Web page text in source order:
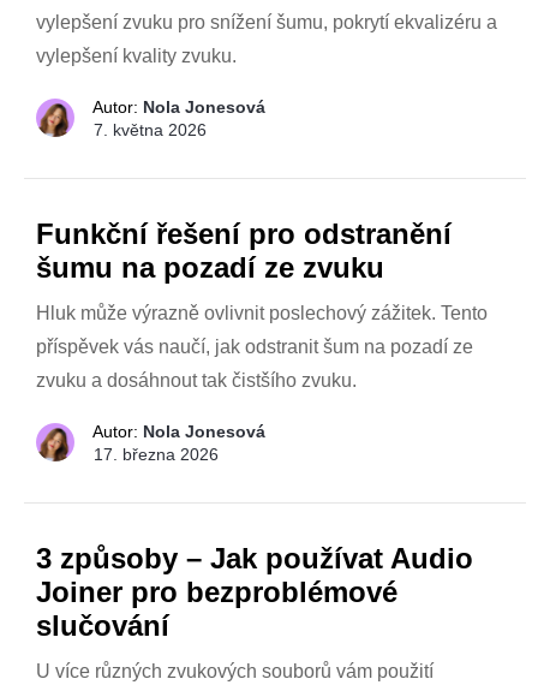
vylepšení zvuku pro snížení šumu, pokrytí ekvalizéru a
vylepšení kvality zvuku.
Autor: Nola Jonesová
7. května 2026
Funkční řešení pro odstranění
šumu na pozadí ze zvuku
Hluk může výrazně ovlivnit poslechový zážitek. Tento
příspěvek vás naučí, jak odstranit šum na pozadí ze
zvuku a dosáhnout tak čistšího zvuku.
Autor: Nola Jonesová
17. března 2026
3 způsoby – Jak používat Audio
Joiner pro bezproblémové
slučování
U více různých zvukových souborů vám použití